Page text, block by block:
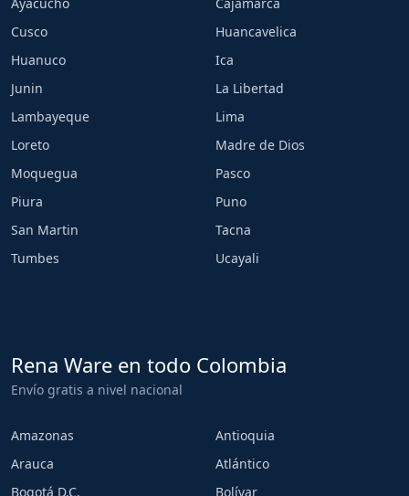
Cusco
Huancavelica
Huanuco
Ica
Junin
La Libertad
Lambayeque
Lima
Loreto
Madre de Dios
Moquegua
Pasco
Piura
Puno
San Martin
Tacna
Tumbes
Ucayali
Rena Ware en todo Colombia
Envío gratis a nivel nacional
Amazonas
Antioquia
Arauca
Atlántico
Bogotá D.C.
Bolívar